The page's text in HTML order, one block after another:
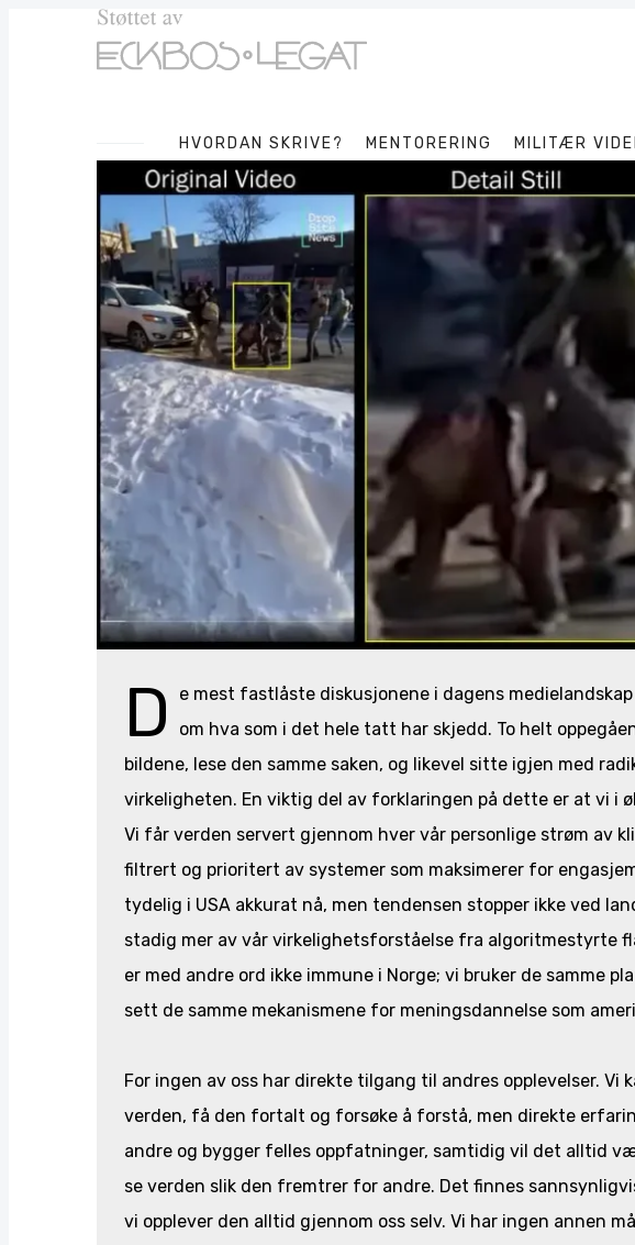
HVORDAN SKRIVE? MENTORERING MILITÆR
D
e mest fastlåste diskusjonene i dagens
om hva som i det hele tatt har skjedd. To helt
bildene, lese den samme saken, og likevel sitte igjen med
virkeligheten. En viktig del av forklaringen på dette er at vi i
Vi får verden servert gjennom hver vår personlige strøm av
filtrert og prioritert av systemer som maksimerer for
tydelig i USA akkurat nå, men tendensen stopper ikke ved
stadig mer av vår virkelighetsforståelse fra algoritmestyrte
er med andre ord ikke immune i Norge; vi bruker de samme
sett de samme mekanismene for meningsdannelse som
For ingen av oss har direkte tilgang til andres opplevelser. Vi
verden, få den fortalt og forsøke å forstå, men direkte
andre og bygger felles oppfatninger, samtidig vil det alltid
se verden slik den fremtrer for andre. Det finnes
vi opplever den alltid gjennom oss selv. Vi har ingen annen